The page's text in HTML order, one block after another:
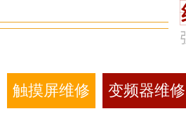
触摸屏维修 变频器维修